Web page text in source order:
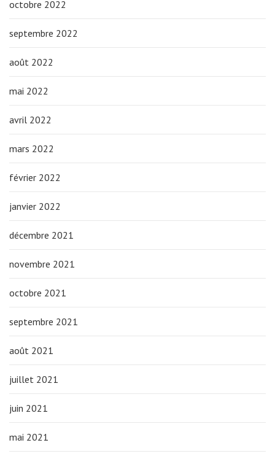
octobre 2022
septembre 2022
août 2022
mai 2022
avril 2022
mars 2022
février 2022
janvier 2022
décembre 2021
novembre 2021
octobre 2021
septembre 2021
août 2021
juillet 2021
juin 2021
mai 2021